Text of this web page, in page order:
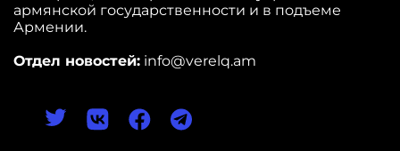
армянской государственности и в подъеме
Армении.
Отдел новостей: info@verelq.am